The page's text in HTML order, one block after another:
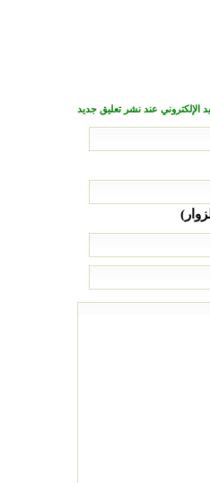
الإلكتروني عند نشر تعليق جديد